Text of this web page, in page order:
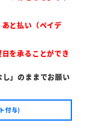
と払い（ペイデ
を承ることができ
し」のままでお願い
付与)